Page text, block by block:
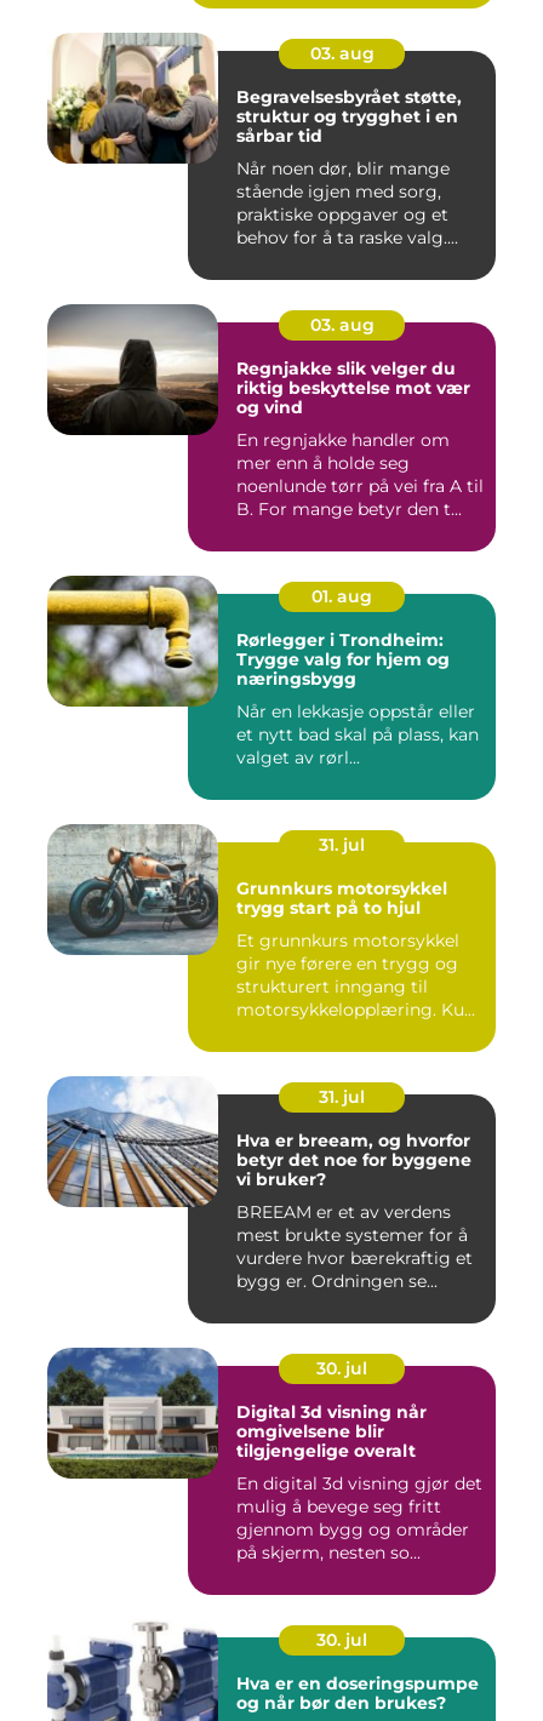
03. aug
Begravelsesbyrået støtte,
struktur og trygghet i en
sårbar tid
Når noen dør, blir mange
stående igjen med sorg,
praktiske oppgaver og et
behov for å ta raske valg....
03. aug
Regnjakke slik velger du
riktig beskyttelse mot vær
og vind
En regnjakke handler om
mer enn å holde seg
noenlunde tørr på vei fra A til
B. For mange betyr den t...
01. aug
Rørlegger i Trondheim:
Trygge valg for hjem og
næringsbygg
Når en lekkasje oppstår eller
et nytt bad skal på plass, kan
valget av rørl...
31. jul
Grunnkurs motorsykkel
trygg start på to hjul
Et grunnkurs motorsykkel
gir nye førere en trygg og
strukturert inngang til
motorsykkelopplæring. Ku...
31. jul
Hva er breeam, og hvorfor
betyr det noe for byggene
vi bruker?
BREEAM er et av verdens
mest brukte systemer for å
vurdere hvor bærekraftig et
bygg er. Ordningen se...
30. jul
Digital 3d visning når
omgivelsene blir
tilgjengelige overalt
En digital 3d visning gjør det
mulig å bevege seg fritt
gjennom bygg og områder
på skjerm, nesten so...
30. jul
Hva er en doseringspumpe
og når bør den brukes?